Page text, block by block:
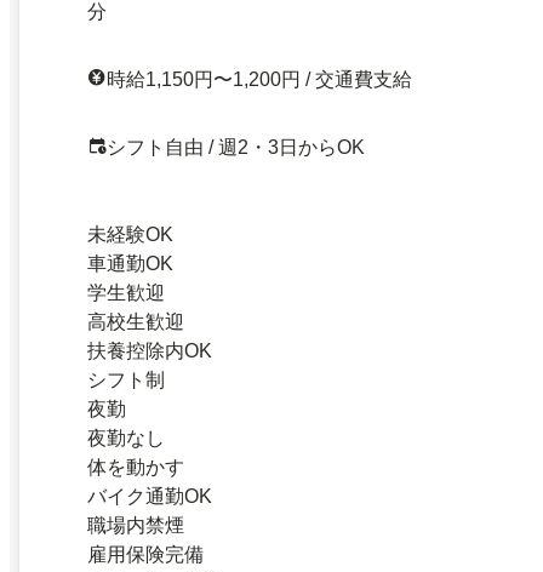
分
時給1,150円〜1,200円 / 交通費支給
シフト自由 / 週2・3日からOK
未経験OK
車通勤OK
学生歓迎
高校生歓迎
扶養控除内OK
シフト制
夜勤
夜勤なし
体を動かす
バイク通勤OK
職場内禁煙
雇用保険完備